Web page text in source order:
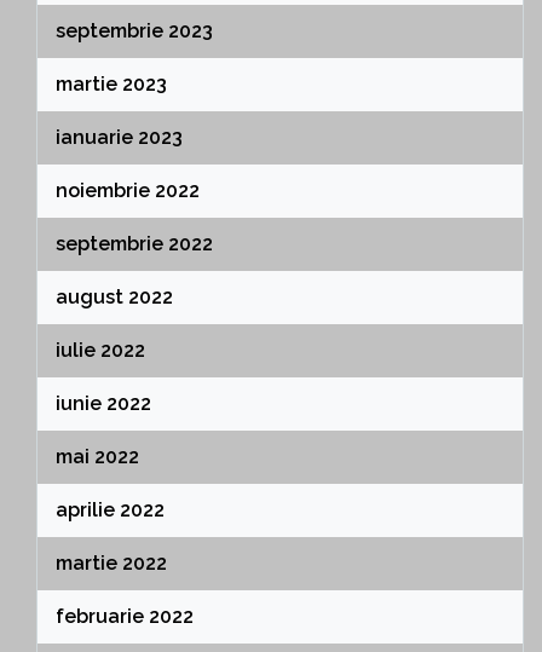
septembrie 2023
martie 2023
ianuarie 2023
noiembrie 2022
septembrie 2022
august 2022
iulie 2022
iunie 2022
mai 2022
aprilie 2022
martie 2022
februarie 2022